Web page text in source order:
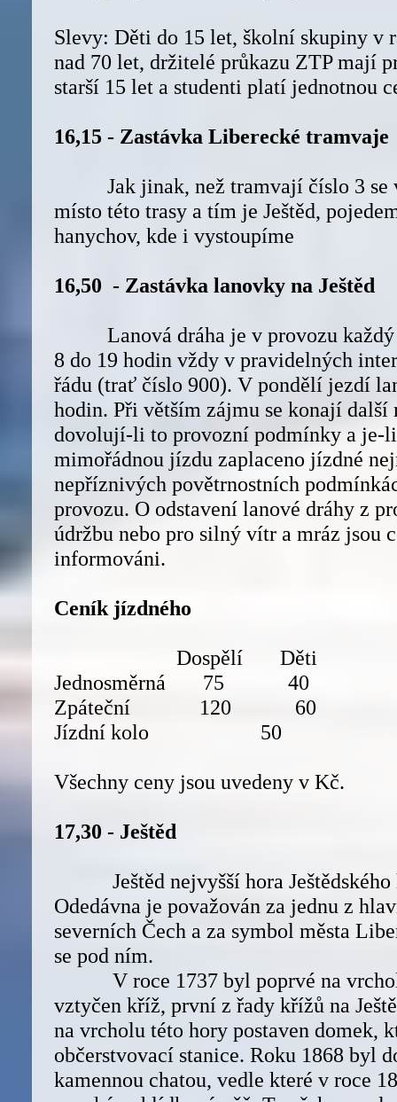
Slevy: Děti do 15 let, školní skupiny v
nad 70 let, držitelé průkazu ZTP mají
starší 15 let a studenti platí jednotnou
16,15 - Zastávka Liberecké tramvaje
Jak jinak, než tramvají číslo 3 se
místo této trasy a tím je Ještěd,
hanychov, kde i vystoupíme
16,50 - Zastávka lanovky na Ještěd
Lanová dráha je v provozu každý
8 do 19 hodin vždy v pravidelných
řádu (trať číslo 900). V pondělí jezdí
hodin. Při větším zájmu se konají další
dovolují-li to provozní podmínky a je-
mimořádnou jízdu zaplaceno jízdné
nepříznivých povětrnostních
provozu. O odstavení lanové dráhy z
údržbu nebo pro silný vítr a mráz jsou
informováni.
Ceník jízdného
Dospělí Děti
Jednosměrná 75 40
Zpáteční 120 60
Jízdní kolo 50
Všechny ceny jsou uvedeny v Kč.
17,30 - Ještěd
Ještěd nejvyšší hora Ještědského
Odedávna je považován za jednu z
severních Čech a za symbol města
se pod ním.
V roce 1737 byl poprvé na
vztyčen kříž, první z řady křížů na
na vrcholu této hory postaven domek,
občerstvovací stanice. Roku 1868 byl
kamennou chatou, vedle které v roce